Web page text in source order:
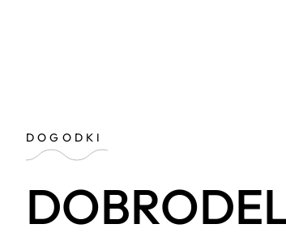
DOGODKI